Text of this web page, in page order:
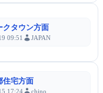
クタウン方面
09:51 JAPAN
住宅方面
17:24 chino